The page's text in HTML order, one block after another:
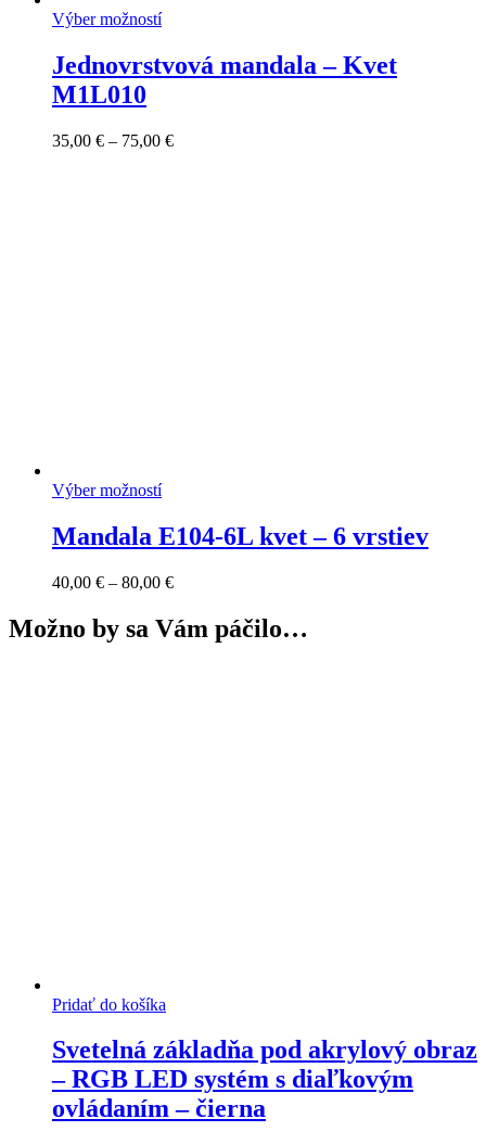
Výber možností
Jednovrstvová mandala – Kvet
M1L010
35,00 € – 75,00 €Price
Výber možností
Mandala E104-6L kvet – 6 vrstiev
40,00 € – 80,00 €Price
40,00 €
through
Možno by sa Vám páčilo…
Pridať do košíka
Svetelná základňa pod akrylový obraz
– RGB LED systém s diaľkovým
ovládaním – čierna